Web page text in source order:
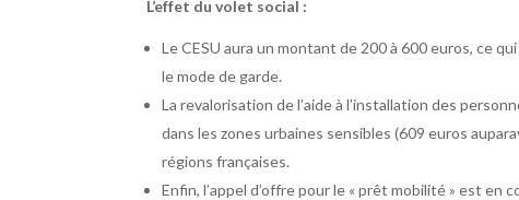
L’effet du volet social :
Le CESU aura un montant de 200 à 600 euros, ce
le mode de garde.
La revalorisation de l’aide à l’installation des
dans les zones urbaines sensibles (609 euros
régions françaises.
Enfin, l’appel d’offre pour le « prêt mobilité » est en